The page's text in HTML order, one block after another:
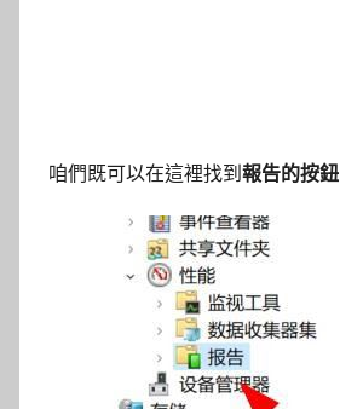
咱們既可以在這裡找到 報告的按鈕